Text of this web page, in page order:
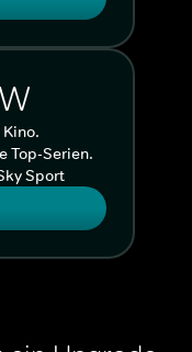
Top-Serien.
Sport